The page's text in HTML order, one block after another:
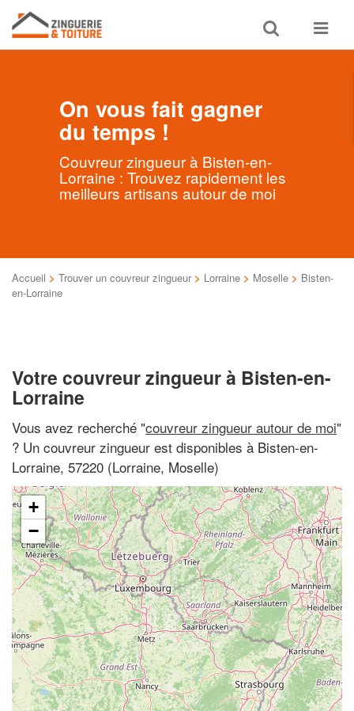
Toggle
search
Toggle
On vous fait gagner
du temps !
Couvreur zingueur à Bisten-en-
Lorraine : Trouvez rapidement les
meilleurs artisans autour de moi
Accueil > Trouver un couvreur zingueur > Lorraine > Moselle > Bisten-
en-Lorraine
Votre couvreur zingueur à Bisten-en-
Lorraine
Vous avez recherché "couvreur zingueur autour de moi"
? Un couvreur zingueur est disponibles à Bisten-en-
Lorraine, 57220 (Lorraine, Moselle)
+
−